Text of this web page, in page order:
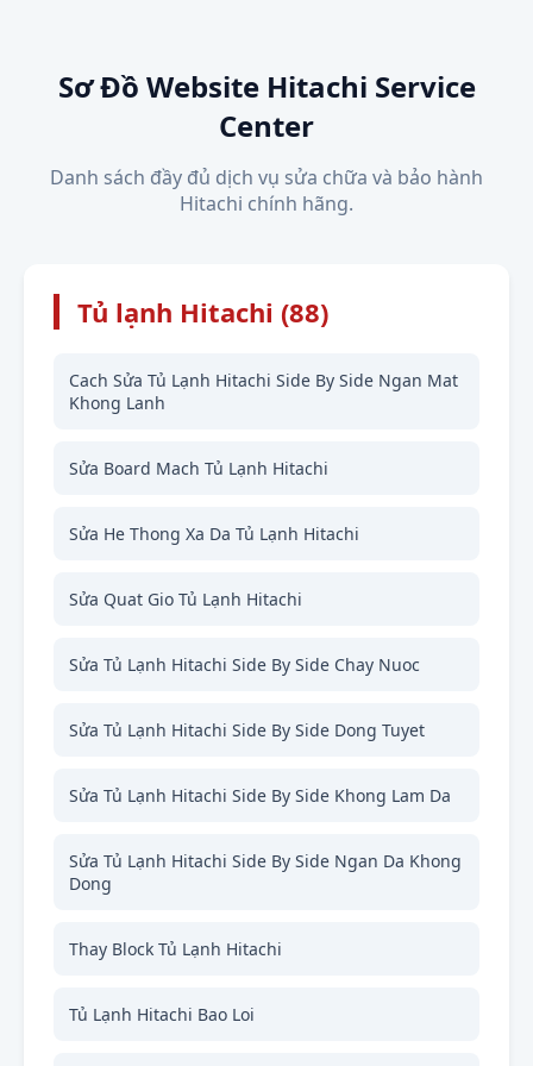
Sơ Đồ Website Hitachi Service
Center
Danh sách đầy đủ dịch vụ sửa chữa và bảo hành
Hitachi chính hãng.
Tủ lạnh Hitachi (88)
Cach Sửa Tủ Lạnh Hitachi Side By Side Ngan Mat
Khong Lanh
Sửa Board Mach Tủ Lạnh Hitachi
Sửa He Thong Xa Da Tủ Lạnh Hitachi
Sửa Quat Gio Tủ Lạnh Hitachi
Sửa Tủ Lạnh Hitachi Side By Side Chay Nuoc
Sửa Tủ Lạnh Hitachi Side By Side Dong Tuyet
Sửa Tủ Lạnh Hitachi Side By Side Khong Lam Da
Sửa Tủ Lạnh Hitachi Side By Side Ngan Da Khong
Dong
Thay Block Tủ Lạnh Hitachi
Tủ Lạnh Hitachi Bao Loi